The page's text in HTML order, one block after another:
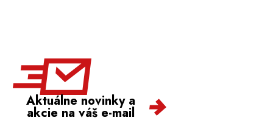
Aktuálne novinky a
akcie na váš e-mail